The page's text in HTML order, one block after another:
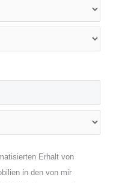
Erhalt von
in den von mir